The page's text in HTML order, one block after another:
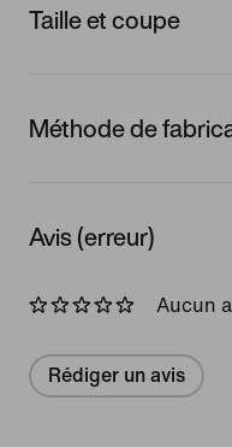
Taille et coupe
Méthode de
Avis (erreur)
Aucun
Rédiger un avis